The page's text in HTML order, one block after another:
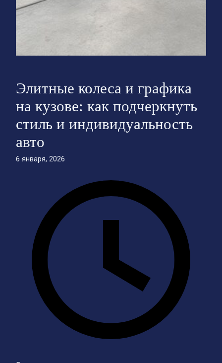
Элитные колеса и графика
на кузове: как подчеркнуть
стиль и индивидуальность
авто
6 января, 2026